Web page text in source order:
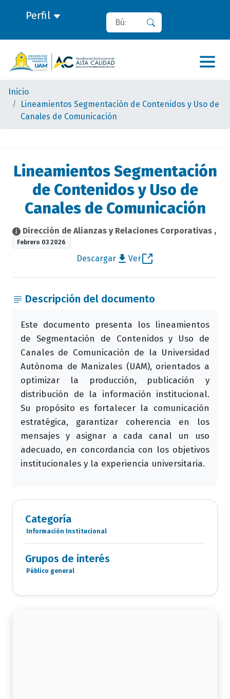
Perfil Buscar
Inicio
Lineamientos Segmentación de Contenidos y Uso de
Canales de Comunicación
Lineamientos Segmentación
de Contenidos y Uso de
Canales de Comunicación
Dirección de Alianzas y Relaciones Corporativas ,
Febrero 03 2026
Descargar Ver
Descripción del documento
Este documento presenta los lineamientos
de Segmentación de Contenidos y Uso de
Canales de Comunicación de la Universidad
Autónoma de Manizales (UAM), orientados a
optimizar la producción, publicación y
distribución de la información institucional.
Su propósito es fortalecer la comunicación
estratégica, garantizar coherencia en los
mensajes y asignar a cada canal un uso
adecuado, en concordancia con los objetivos
institucionales y la experiencia universitaria.
Categoría
Categoria
Documentos
Información Institucional
Grupos de interés
Grupo
interés
Público general